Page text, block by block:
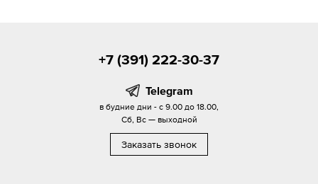
+7 (391) 222-30-37
Telegram
в будние дни - с 9.00 до 18.00,
Сб, Вс — выходной
Заказать звонок